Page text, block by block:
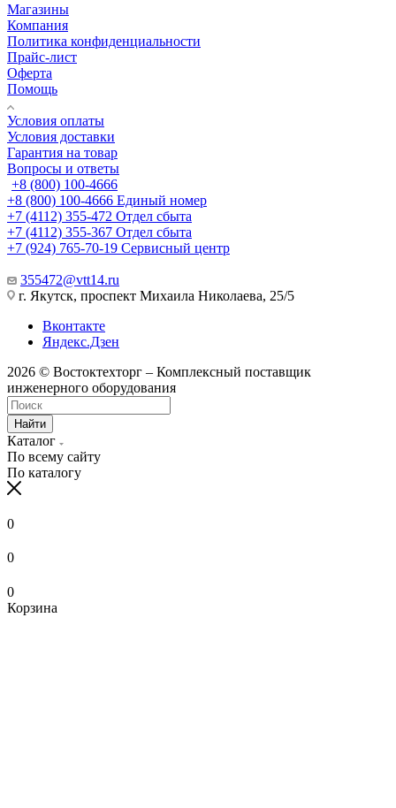
Магазины
Компания
Политика конфиденциальности
Прайс-лист
Оферта
Помощь
Условия оплаты
Условия доставки
Гарантия на товар
Вопросы и ответы
+8 (800) 100-4666
+8 (800) 100-4666 Единый номер
+7 (4112) 355-472 Отдел сбыта
+7 (4112) 355-367 Отдел сбыта
+7 (924) 765-70-19 Сервисный центр
355472@vtt14.ru
г. Якутск, проспект Михаила Николаева, 25/5
Вконтакте
Яндекс.Дзен
2026 © Востоктехторг – Комплексный поставщик
инженерного оборудования
Найти
Каталог
По всему сайту
По каталогу
0
0
0
Корзина